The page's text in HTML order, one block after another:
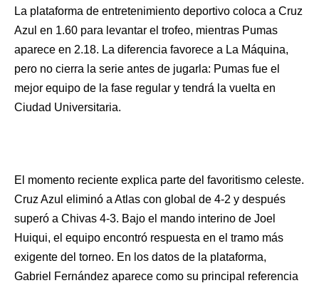
La plataforma de entretenimiento deportivo coloca a Cruz
Azul en 1.60 para levantar el trofeo, mientras Pumas
aparece en 2.18. La diferencia favorece a La Máquina,
pero no cierra la serie antes de jugarla: Pumas fue el
mejor equipo de la fase regular y tendrá la vuelta en
Ciudad Universitaria.
El momento reciente explica parte del favoritismo celeste.
Cruz Azul eliminó a Atlas con global de 4-2 y después
superó a Chivas 4-3. Bajo el mando interino de Joel
Huiqui, el equipo encontró respuesta en el tramo más
exigente del torneo. En los datos de la plataforma,
Gabriel Fernández aparece como su principal referencia